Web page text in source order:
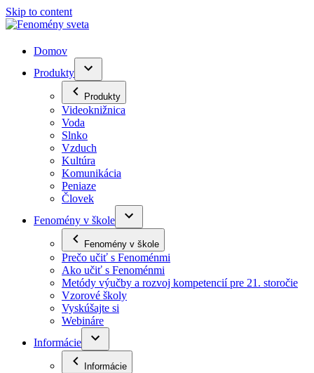
Skip to content
Domov
Produkty
Produkty
Videoknižnica
Voda
Slnko
Vzduch
Kultúra
Komunikácia
Peniaze
Človek
Fenomény v škole
Fenomény v škole
Prečo učiť s Fenoménmi
Ako učiť s Fenoménmi
Metódy výučby a rozvoj kompetencií pre 21. storočie
Vzorové školy
Vyskúšajte si
Webináre
Informácie
Informácie